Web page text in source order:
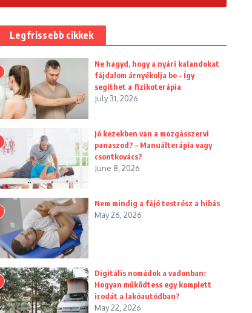
Legfrissebb cikkek
Ne hagyd, hogy a nyári kalandokat
fájdalom árnyékolja be – Így
segíthet a fizikoterápia
July 31, 2026
Jó kezekben van a mozgásszervi
panaszod? – Manuálterápia vagy
csontkovács?
June 8, 2026
Nem mindig a fájó testrész a hibás
May 26, 2026
Digitális nomádok a vadonban:
Hogyan működtess egy komplett
irodát a lakóautódban?
May 22, 2026